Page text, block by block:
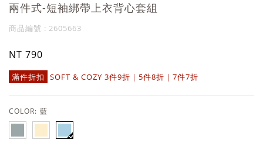
兩件式-短袖綁帶上衣背心套組
商品編號 : 2605663
NT 790
滿件折扣 SOFT & COZY 3件9折｜5件8折｜7件7折
COLOR: 藍